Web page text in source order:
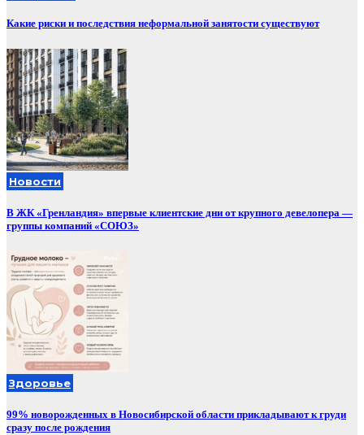
Какие риски и последствия неформальной занятости существуют
Новости
В ЖК «Гренландия» впервые клиентские дни от крупного девелопера —
группы компаний «СОЮЗ»
Здоровье
99% новорожденных в Новосибирской области прикладывают к груди
сразу после рождения